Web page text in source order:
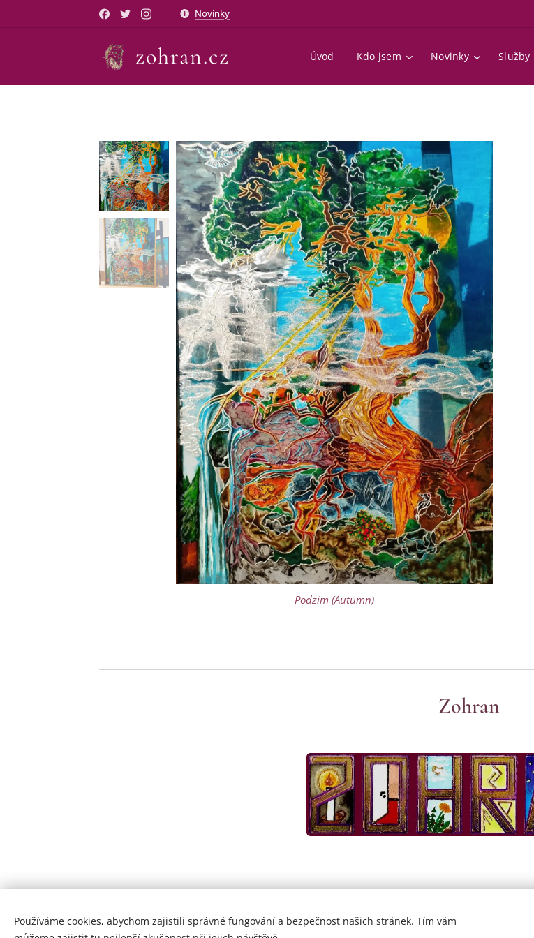
Novinky
zohran.cz Úvod Kdo jsem Novinky Služby
Podzim (Autumn)
Podzim (Autumn)
Zohran
© Copyright by Zohran 2024 | Všechna práva vyhrazena.
Používáme cookies, abychom zajistili správné fungování a bezpečnost našich stránek. Tím vám